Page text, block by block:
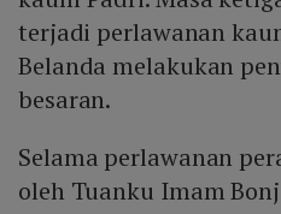
terjadi perlawanan
Belanda melakukan
besaran.
Selama perlawanan
oleh Tuanku Imam